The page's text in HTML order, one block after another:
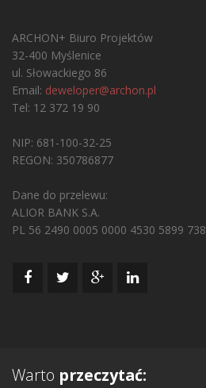
ARCHON+ Biuro Projektów
32-400 Myślenice
ul. Słowackiego 86
Email: deweloper@archon.pl
Tel: 12 372 19 90
NIP: 681-100-32-25
REGON: 350786877
Dane do przelewu:
ALIOR BANK S.A.
PL 56 2490 0005 0000 4530 5899
Warto przeczytać: